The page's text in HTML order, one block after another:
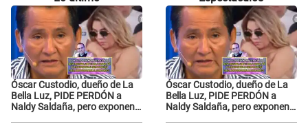
Óscar Custodio, dueño de La
Bella Luz, PIDE PERDÓN a
Naldy Saldaña, pero exponen
Óscar Custodio, dueño de La
Bella Luz, PIDE PERDÓN a
Naldy Saldaña, pero exponen